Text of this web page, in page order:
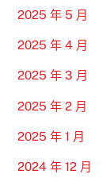
2025 年 5 月
2025 年 4 月
2025 年 3 月
2025 年 2 月
2025 年 1 月
2024 年 12 月